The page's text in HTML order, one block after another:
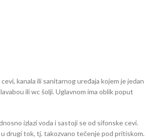
kanala ili sanitarnog uređaja kojem je jedan
ili wc šolji. Uglavnom ima oblik poput
izlazi voda i sastoji se od sifonske cevi.
drugi tok, tj. takozvano tečenje pod pritiskom.